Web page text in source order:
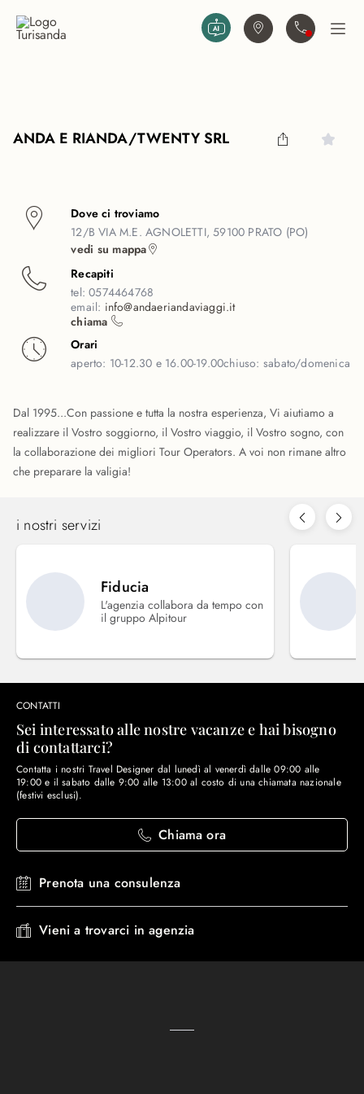
Trova agenziaContattaciApri
ANDA E RIANDA/TWENTY SRL
Dove ci troviamo
12/B VIA M.E. AGNOLETTI, 59100 PRATO (PO)
vedi su mappa
Recapiti
tel:0574464768
email: info@andaeriandaviaggi.it
chiama
Orari
aperto: 10-12.30 e 16.00-19.00chiuso: sabato/domenica
Dal 1995...Con passione e tutta la nostra esperienza, Vi aiutiamo a
realizzare il Vostro soggiorno, il Vostro viaggio, il Vostro sogno, con
la collaborazione dei migliori Tour Operators. A voi non rimane altro
che preparare la valigia!
i nostri servizi
Fiducia
L'agenzia collabora da tempo con
il gruppo Alpitour
CONTATTI
Sei interessato alle nostre vacanze e hai bisogno
di contattarci?
Contatta i nostri Travel Designer dal lunedì al venerdì dalle 09:00 alle
19:00 e il sabato dalle 9:00 alle 13:00 al costo di una chiamata nazionale
(festivi esclusi).
Chiama ora
Prenota una consulenza
Vieni a trovarci in agenzia